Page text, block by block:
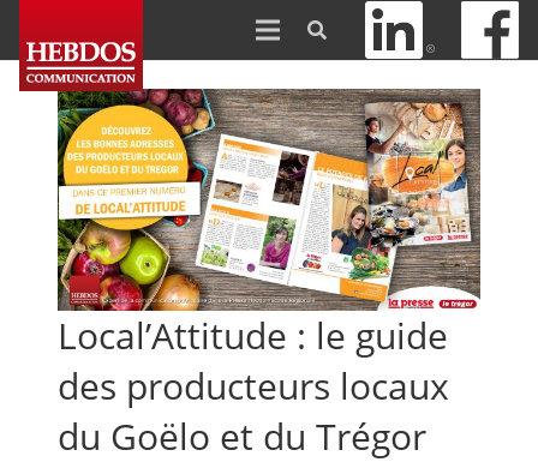
Local’Attitude : le guide
des producteurs locaux
du Goëlo et du Trégor